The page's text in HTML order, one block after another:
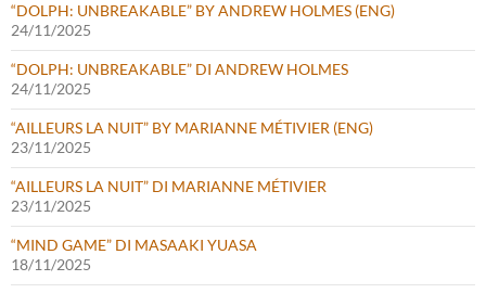
“DOLPH: UNBREAKABLE” BY ANDREW HOLMES (ENG)
24/11/2025
“DOLPH: UNBREAKABLE” DI ANDREW HOLMES
24/11/2025
“AILLEURS LA NUIT” BY MARIANNE MÉTIVIER (ENG)
23/11/2025
“AILLEURS LA NUIT” DI MARIANNE MÉTIVIER
23/11/2025
“MIND GAME” DI MASAAKI YUASA
18/11/2025